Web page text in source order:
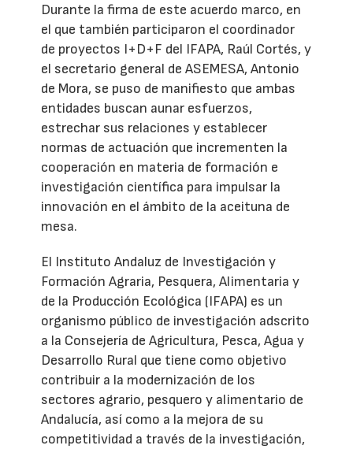
Durante la firma de este acuerdo marco, en
el que también participaron el coordinador
de proyectos I+D+F del IFAPA, Raúl Cortés, y
el secretario general de ASEMESA, Antonio
de Mora, se puso de manifiesto que ambas
entidades buscan aunar esfuerzos,
estrechar sus relaciones y establecer
normas de actuación que incrementen la
cooperación en materia de formación e
investigación científica para impulsar la
innovación en el ámbito de la aceituna de
mesa.
El Instituto Andaluz de Investigación y
Formación Agraria, Pesquera, Alimentaria y
de la Producción Ecológica (IFAPA) es un
organismo público de investigación adscrito
a la Consejería de Agricultura, Pesca, Agua y
Desarrollo Rural que tiene como objetivo
contribuir a la modernización de los
sectores agrario, pesquero y alimentario de
Andalucía, así como a la mejora de su
competitividad a través de la investigación,